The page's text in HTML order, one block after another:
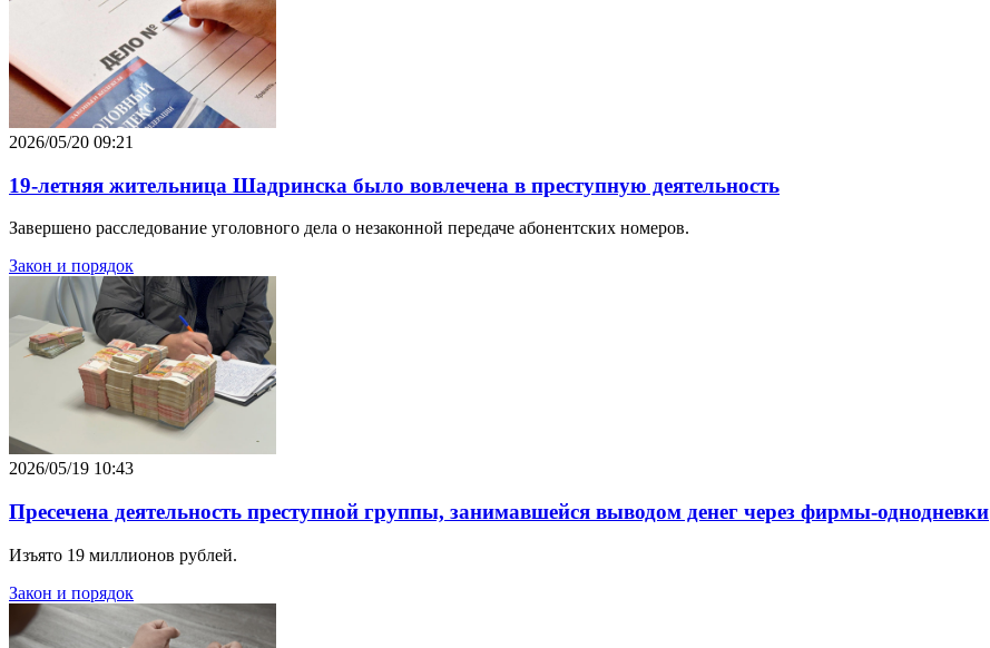
2026/05/20 09:21
19-летняя жительница Шадринска было вовлечена в преступную деятельность
Завершено расследование уголовного дела о незаконной передаче абонентских номеров.
Закон и порядок
2026/05/19 10:43
Пресечена деятельность преступной группы, занимавшейся выводом денег через фирмы-однодневки
Изъято 19 миллионов рублей.
Закон и порядок